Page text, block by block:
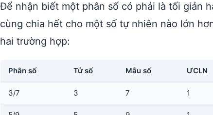
Để nhận biết một phân số có phải là tối giản
cùng chia hết cho một số tự nhiên nào lớn
hai trường hợp:
Phân số Tử số Mẫu số ƯCLN
3/7 3 7 1